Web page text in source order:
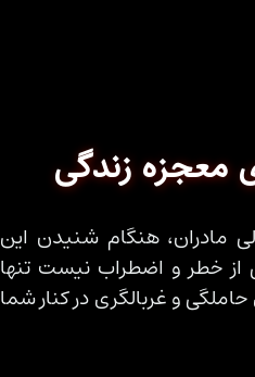
معجزه زندگی
مادران، هنگام شنیدن این
خطر و اضطراب نیست تنها
و غربالگری در کنار شما